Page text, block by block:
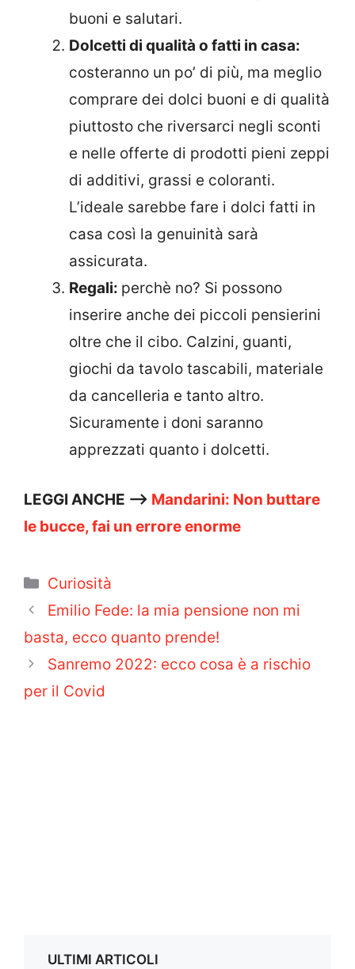
buoni e salutari.
Dolcetti di qualità o fatti in casa:
costeranno un po’ di più, ma meglio
comprare dei dolci buoni e di qualità
piuttosto che riversarci negli sconti
e nelle offerte di prodotti pieni zeppi
di additivi, grassi e coloranti.
L’ideale sarebbe fare i dolci fatti in
casa così la genuinità sarà
assicurata.
Regali: perchè no? Si possono
inserire anche dei piccoli pensierini
oltre che il cibo. Calzini, guanti,
giochi da tavolo tascabili, materiale
da cancelleria e tanto altro.
Sicuramente i doni saranno
apprezzati quanto i dolcetti.
LEGGI ANCHE —> Mandarini: Non buttare
le bucce, fai un errore enorme
Categorie
Curiosità
Emilio Fede: la mia pensione non mi
basta, ecco quanto prende!
Sanremo 2022: ecco cosa è a rischio
per il Covid
ULTIMI ARTICOLI